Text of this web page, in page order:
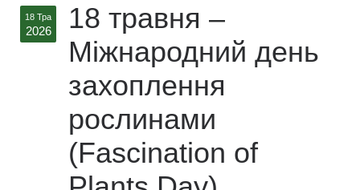
18 Тра
2026
18 травня –
Міжнародний день
захоплення
рослинами
(Fascination of